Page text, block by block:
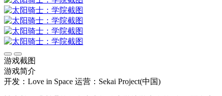
游戏截图
游戏简介
开发：Love in Space 运营：Sekai Project(中国)